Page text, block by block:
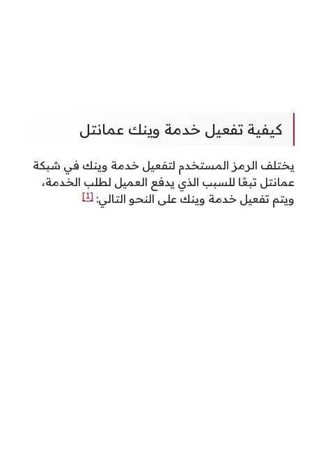
كيفية تفعيل خدمة وينك عمانتل
يختلف الرمز المستخدم لتفعيل خدمة وينك في شبكة
عمانتل تبعًا للسبب الذي يدفع العميل لطلب الخدمة،
ويتم تفعيل خدمة وينك على النحو التالي: [1]